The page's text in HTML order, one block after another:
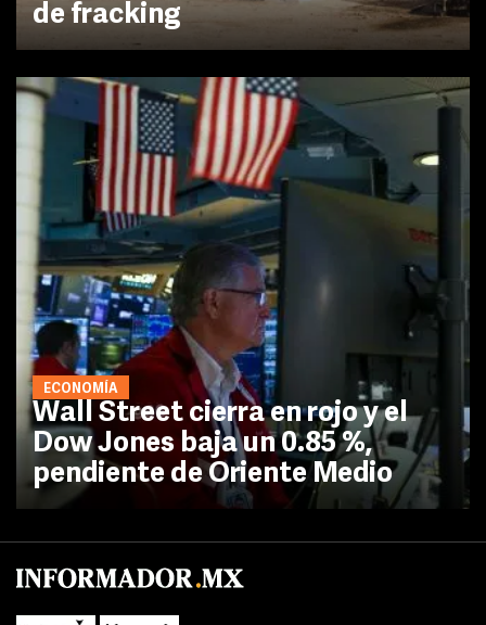
de fracking
ECONOMÍA
Wall Street cierra en rojo y el
Dow Jones baja un 0.85 %,
pendiente de Oriente Medio